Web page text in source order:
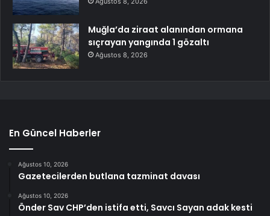
Muğla’da ziraat alanından ormana
sıçrayan yangında 1 gözaltı
Ağustos 8, 2026
En Güncel Haberler
Ağustos 10, 2026
Gazetecilerden butlana tazminat davası
Ağustos 10, 2026
Önder Sav CHP’den istifa etti, Savcı Sayan adak kesti